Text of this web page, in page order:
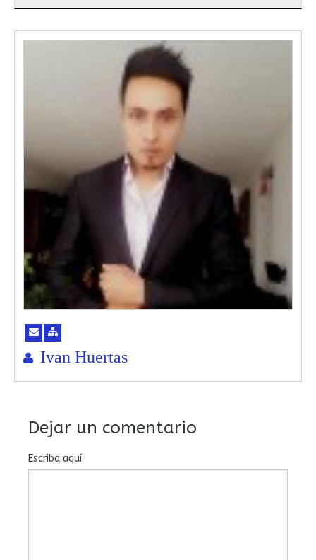
Ivan Huertas
Dejar un comentario
Escriba aquí